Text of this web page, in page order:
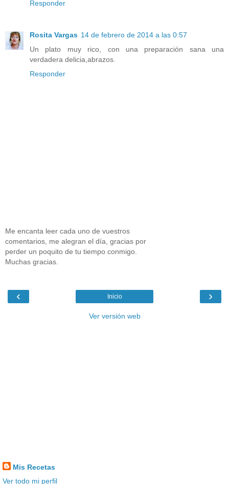
Responder
Rosita Vargas 14 de febrero de 2014 a las 0:57
Un plato muy rico, con una preparación sana una
verdadera delicia,abrazos.
Responder
Me encanta leer cada uno de vuestros
comentarios, me alegran el día, gracias por
perder un poquito de tu tiempo conmigo.
Muchas gracias.
‹ ›
Inicio
Ver versión web
Mis Recetas
Ver todo mi perfil